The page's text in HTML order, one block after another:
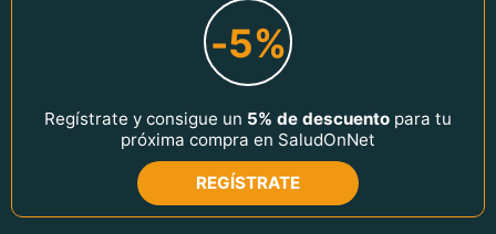
-5%
Regístrate y consigue un 5% de descuento para tu
próxima compra en SaludOnNet
REGÍSTRATE